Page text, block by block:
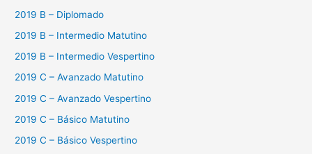
2019 B – Diplomado
2019 B – Intermedio Matutino
2019 B – Intermedio Vespertino
2019 C – Avanzado Matutino
2019 C – Avanzado Vespertino
2019 C – Básico Matutino
2019 C – Básico Vespertino